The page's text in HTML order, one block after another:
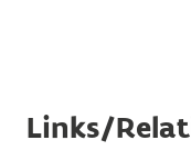
Links/